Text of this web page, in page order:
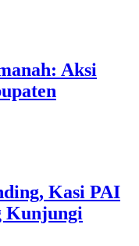
Aksi
Kasi PAI
Kunjungi